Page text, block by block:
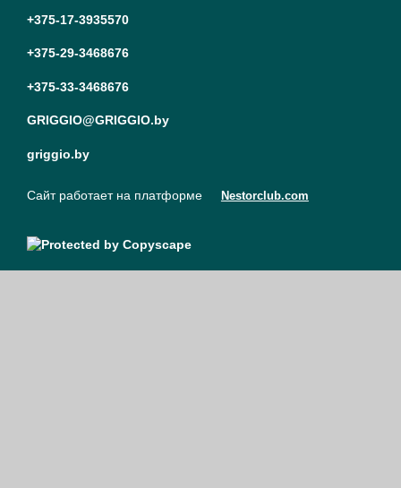
+375-17-3935570
+375-29-3468676
+375-33-3468676
GRIGGIO@GRIGGIO.by
griggio.by
Сайт работает на платформе Nestorclub.com